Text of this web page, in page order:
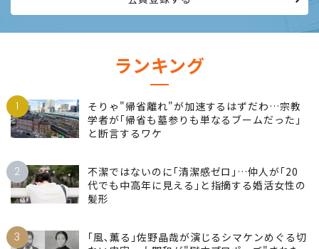
ランキング
1
そりゃ"帰省離れ"が加速するはずだわ…宗教
学者が｢帰省も墓参りも単なるブームだった｣
と断言するワケ
2
不潔ではないのに｢清潔感ゼロ｣…仲人が｢20
代でも中高年に見える｣と指摘する婚活女性の
髪形
3
｢風､薫る｣佐野晶哉が演じるシマケンめぐる切